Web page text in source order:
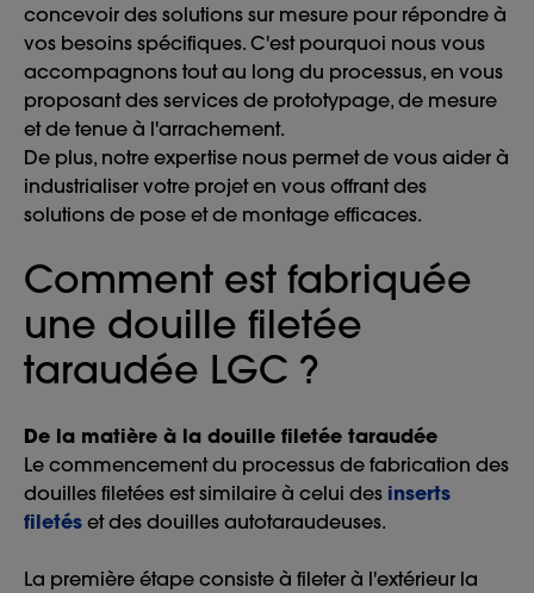
concevoir des solutions sur mesure pour répondre à
vos besoins spécifiques. C'est pourquoi nous vous
accompagnons tout au long du processus, en vous
proposant des services de prototypage, de mesure
et de tenue à l'arrachement.
De plus, notre expertise nous permet de vous aider à
industrialiser votre projet en vous offrant des
solutions de pose et de montage efficaces.
Comment est fabriquée
une douille filetée
taraudée LGC ?
De la matière à la douille filetée taraudée
Le commencement du processus de fabrication des
douilles filetées est similaire à celui des inserts
filetés et des douilles autotaraudeuses.
La première étape consiste à fileter à l'extérieur la